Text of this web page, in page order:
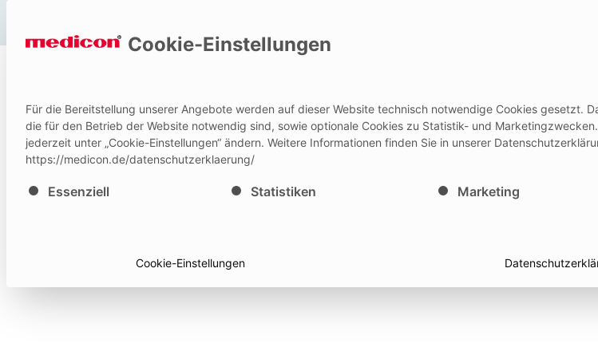
IFU/Gebrauchsanleitungen + Medicon
Cookie-Einstellungen
Für die Bereitstellung unserer Angebote werden auf dieser Website technisch notwendige Cookies gesetzt.
die für den Betrieb der Website notwendig sind, sowie optionale Cookies zu Statistik- und
jederzeit unter „Cookie-Einstellungen“ ändern. Weitere Informationen finden Sie in unserer
https://medicon.de/datenschutzerklaerung/
Es folgt eine Liste der Service-Gruppen, für die eine Einwilligung erteilt werden kann. Die
Essenziell Statistiken Marketing
Cookie-Einstellungen